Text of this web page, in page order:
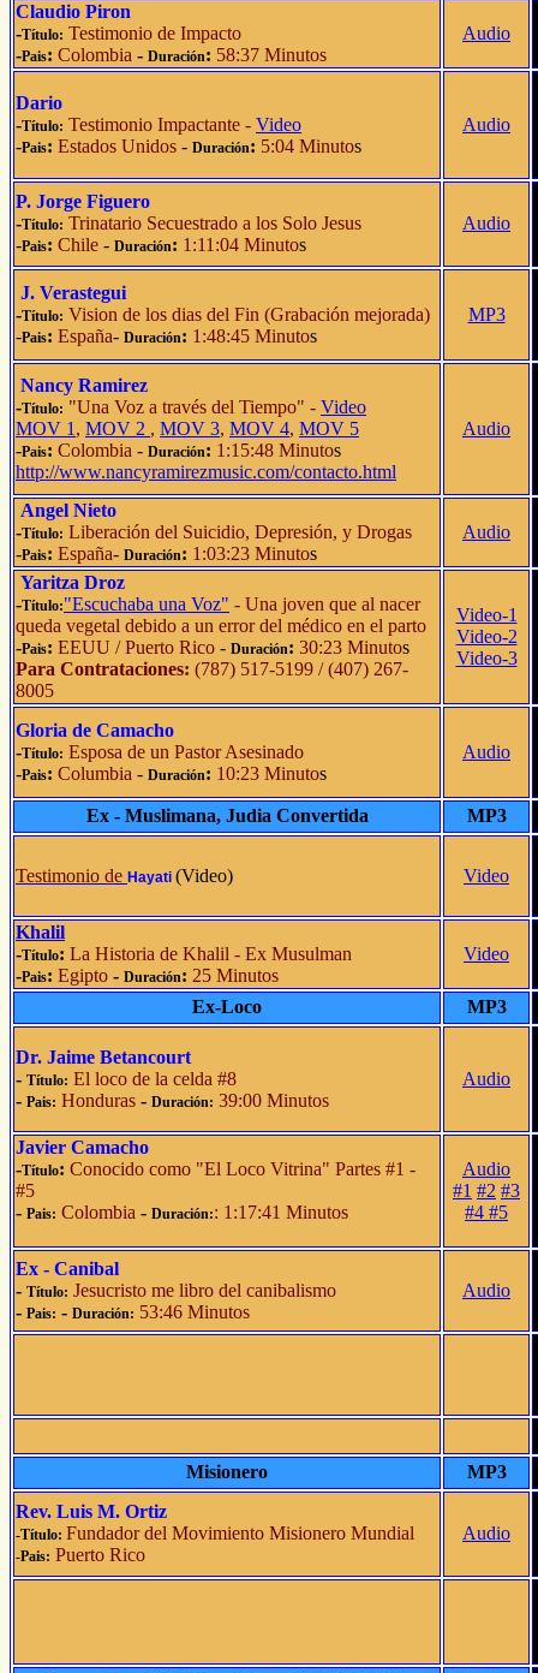
Claudio Piron
-Título: Testimonio de Impacto
-Pais: Colombia - Duración: 58:37 Minutos
Audio
Dario
-Título: Testimonio Impactante - Video
-Pais: Estados Unidos - Duración: 5:04 Minutos
Audio
P. Jorge Figuero
-Título: Trinatario Secuestrado a los Solo Jesus
-Pais: Chile - Duración: 1:11:04 Minutos
Audio
J. Verastegui
-Título: Vision de los dias del Fin (Grabación mejorada)
-Pais: España- Duración: 1:48:45 Minutos
MP3
Nancy Ramirez
-Título: "Una Voz a través del Tiempo" - Video
MOV 1 , MOV 2 , MOV 3, MOV 4, MOV 5
-Pais: Colombia - Duración: 1:15:48 Minutos
http://www.nancyramirezmusic.com/contacto.html
Audio
Angel Nieto
-Título: Liberación del Suicidio, Depresión, y Drogas
-Pais: España- Duración: 1:03:23 Minutos
Audio
Yaritza Droz
-Título:"Escuchaba una Voz" - Una joven que al nacer
queda vegetal debido a un error del médico en el parto
-Pais: EEUU / Puerto Rico - Duración: 30:23 Minutos
Para Contrataciones: (787) 517-5199 / (407) 267-
8005
Video-1
Video-2
Video-3
Gloria de Camacho
-Título: Esposa de un Pastor Asesinado
-Pais: Columbia - Duración: 10:23 Minutos
Audio
Ex - Muslimana, Judia Convertida MP3
Testimonio de Hayati (Video) Video
Khalil
-Título: La Historia de Khalil - Ex Musulman
-Pais: Egipto - Duración: 25 Minutos
Video
Ex-Loco MP3
Dr. Jaime Betancourt
- Título: El loco de la celda #8
- Pais: Honduras - Duración: 39:00 Minutos
Audio
Javier Camacho
-Título: Conocido como "El Loco Vitrina" Partes #1 -
#5
- Pais: Colombia - Duración:: 1:17:41 Minutos
Audio
#1 #2 #3
#4 #5
Ex - Canibal
- Título: Jesucristo me libro del canibalismo
- Pais: - Duración: 53:46 Minutos
Audio
Misionero
MP3
Rev. Luis M. Ortiz
-Título: Fundador del Movimiento Misionero Mundial
-Pais: Puerto Rico
Audio